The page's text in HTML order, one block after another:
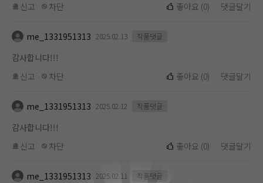
신고
차단 좋아요 (0) 댓글달기
me_1331951313 2025.02.13 작품댓글
감사합니다!!!
신고
차단 좋아요 (0) 댓글달기
me_1331951313 2025.02.12 작품댓글
감사합니다!!!
신고
차단 좋아요 (0) 댓글달기
me_1331951313 2025.02.11 작품댓글